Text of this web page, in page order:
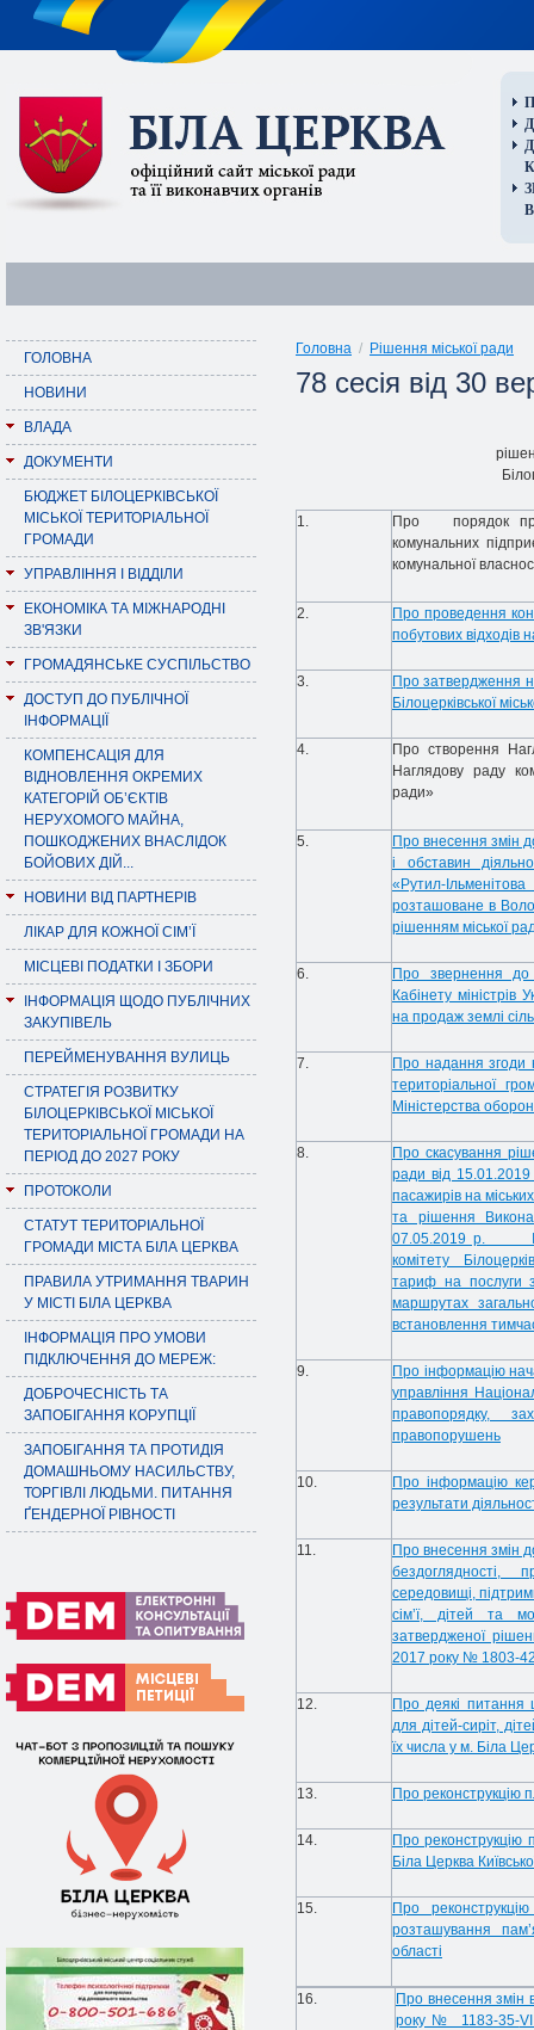
ГОЛОВНА
НОВИНИ
ВЛАДА
ДОКУМЕНТИ
БЮДЖЕТ БІЛОЦЕРКІВСЬКОЇ
МІСЬКОЇ ТЕРИТОРІАЛЬНОЇ
ГРОМАДИ
УПРАВЛІННЯ І ВІДДІЛИ
ЕКОНОМІКА ТА МІЖНАРОДНІ
ЗВ'ЯЗКИ
ГРОМАДЯНСЬКЕ СУСПІЛЬСТВО
ДОСТУП ДО ПУБЛІЧНОЇ
ІНФОРМАЦІЇ
КОМПЕНСАЦІЯ ДЛЯ
ВІДНОВЛЕННЯ ОКРЕМИХ
КАТЕГОРІЙ ОБ’ЄКТІВ
НЕРУХОМОГО МАЙНА,
ПОШКОДЖЕНИХ ВНАСЛІДОК
БОЙОВИХ ДІЙ...
НОВИНИ ВІД ПАРТНЕРІВ
ЛІКАР ДЛЯ КОЖНОЇ СІМ’Ї
МІСЦЕВІ ПОДАТКИ І ЗБОРИ
ІНФОРМАЦІЯ ЩОДО ПУБЛІЧНИХ
ЗАКУПІВЕЛЬ
ПЕРЕЙМЕНУВАННЯ ВУЛИЦЬ
СТРАТЕГІЯ РОЗВИТКУ
БІЛОЦЕРКІВСЬКОЇ МІСЬКОЇ
ТЕРИТОРІАЛЬНОЇ ГРОМАДИ НА
ПЕРІОД ДО 2027 РОКУ
ПРОТОКОЛИ
СТАТУТ ТЕРИТОРІАЛЬНОЇ
ГРОМАДИ МІСТА БІЛА ЦЕРКВА
ПРАВИЛА УТРИМАННЯ ТВАРИН
У МІСТІ БІЛА ЦЕРКВА
ІНФОРМАЦІЯ ПРО УМОВИ
ПІДКЛЮЧЕННЯ ДО МЕРЕЖ:
ДОБРОЧЕСНІСТЬ ТА
ЗАПОБІГАННЯ КОРУПЦІЇ
ЗАПОБІГАННЯ ТА ПРОТИДІЯ
ДОМАШНЬОМУ НАСИЛЬСТВУ,
ТОРГІВЛІ ЛЮДЬМИ. ПИТАННЯ
ҐЕНДЕРНОЇ РІВНОСТІ
Головна / Рішення міської ради
78 сесія від 30
1.
Про порядок
комунальних
комунальної
2.
Про проведення
побутових відходів
3.
Про затвердження
Білоцерківської
4.
Про створення
Наглядову раду
ради»
5.
Про внесення змін
і обставин
«Рутил-
розташоване в
рішенням міської
6.
Про звернення до
Кабінету
на продаж землі
7.
Про надання згоди
територіальної
Міністерства
8.
Про скасування
ради від
пасажирів на
та рішення
07.05.2019 р. №
комітету
тариф на послуги
маршрутах
встановлення
9.
Про інформацію
управління
правопорядку,
правопорушень
10.
Про інформацію
результати
11.
Про внесення змін
бездоглядності,
середовищі,
сім’ї, дітей та
затвердженої
2017 року № 1803-
12.
Про деякі питання
для дітей-сиріт,
їх числа у м. Біла
13. Про реконструкцію
14.
Про реконструкцію
Біла Церква
15.
Про
розташування
області
16.
Про внесення змін
року № 1183-35-